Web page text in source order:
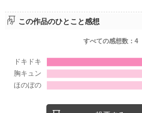
この作品のひとこと感想
すべての感想数： 4